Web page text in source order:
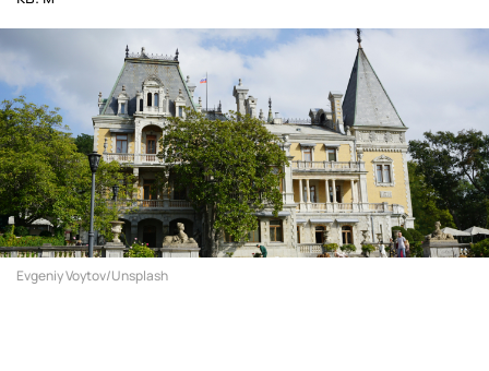
Evgeniy Voytov/Unsplash